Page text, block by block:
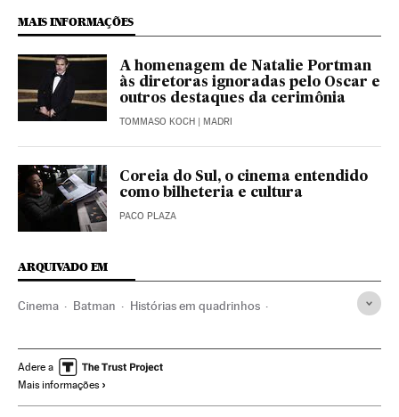
MAIS INFORMAÇÕES
A homenagem de Natalie Portman
às diretoras ignoradas pelo Oscar e
outros destaques da cerimônia
TOMMASO KOCH | MADRI
Coreia do Sul, o cinema entendido
como bilheteria e cultura
PACO PLAZA
ARQUIVADO EM
Cinema Batman Histórias em quadrinhos
Hollywood DC Comics Indústria cultural
Adere a
Mais informações